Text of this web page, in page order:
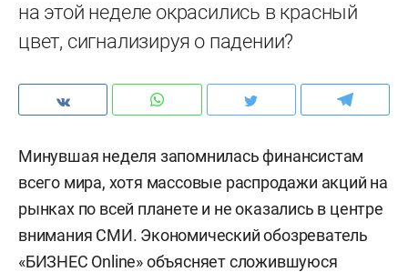
на этой неделе окрасились в красный
цвет, сигнализируя о падении?
Минувшая неделя запомнилась финансистам
всего мира, хотя массовые распродажи акций на
рынках по всей планете и не оказались в центре
внимания СМИ. Экономический обозреватель
«БИЗНЕС Online» объясняет сложившуюся